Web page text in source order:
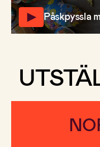
Påskpyssla